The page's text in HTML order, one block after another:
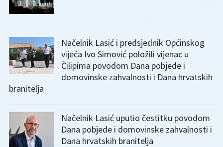
Načelnik Lasić i predsjednik Općinskog
vijeća Ivo Simović položili vijenac u
Čilipima povodom Dana pobjede i
domovinske zahvalnosti i Dana hrvatskih
branitelja
Načelnik Lasić uputio čestitku povodom
Dana pobjede i domovinske zahvalnosti i
Dana hrvatskih branitelja